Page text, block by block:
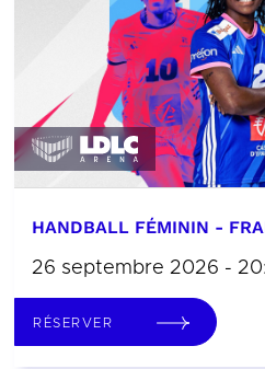
HANDBALL FÉMININ -
26 septembre 2026 -
RÉSERVER